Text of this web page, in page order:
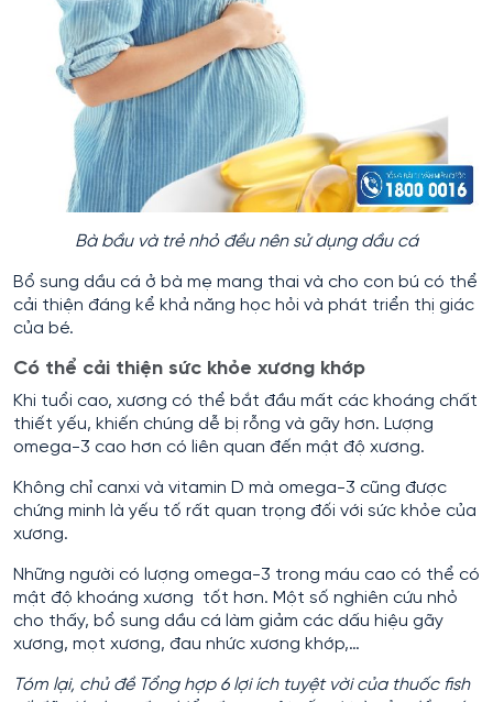
Bà bầu và trẻ nhỏ đều nên sử dụng dầu cá
Bổ sung dầu cá ở bà mẹ mang thai và cho con bú có thể
cải thiện đáng kể khả năng học hỏi và phát triển thị giác
của bé.
Có thể cải thiện sức khỏe xương khớp
Khi tuổi cao, xương có thể bắt đầu mất các khoáng chất
thiết yếu, khiến chúng dễ bị rỗng và gãy hơn. Lượng
omega-3 cao hơn có liên quan đến mật độ xương.
Không chỉ canxi và vitamin D mà omega-3 cũng được
chứng minh là yếu tố rất quan trọng đối với sức khỏe của
xương.
Những người có lượng omega-3 trong máu cao có thể có
mật độ khoáng xương tốt hơn. Một số nghiên cứu nhỏ
cho thấy, bổ sung dầu cá làm giảm các dấu hiệu gãy
xương, mọt xương, đau nhức xương khớp,…
Tóm lại, chủ đề Tổng hợp 6 lợi ích tuyệt vời của thuốc fish